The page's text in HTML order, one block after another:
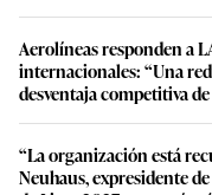
Aerolíneas responden a
internacionales: “Una
desventaja competitiva
“La organización está
Neuhaus, expresidente